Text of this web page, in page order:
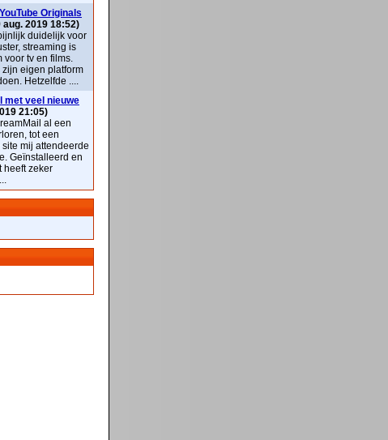
Originals
aug. 2019 18:52)
duidelijk voor
streaming is
voor tv en films.
zijn eigen platform
Hetzelfde ....
met veel nieuwe
21:05)
al een
tot een
mij attendeerde
Geïnstalleerd en
heeft zeker